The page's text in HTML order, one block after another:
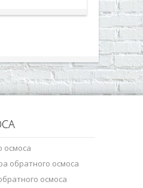
осмоса
обратного осмоса
осмоса